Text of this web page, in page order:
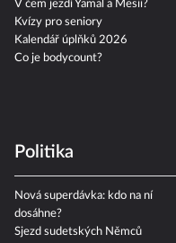
V čem jezdí Yamal a Mesii?
Kvízy pro seniory
Kalendář úplňků 2026
Co je bodycount?
Politika
Nová superdávka: kdo na ní
dosáhne?
Sjezd sudetských Němců